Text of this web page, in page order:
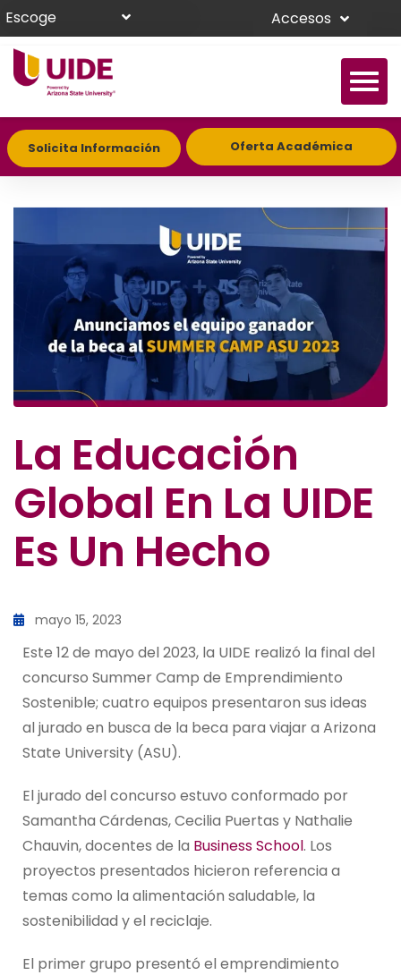
Escoge Accesos
Solicita Información Oferta Académica
La Educación
Global En La UIDE
Es Un Hecho
mayo 15, 2023
Este 12 de mayo del 2023, la UIDE realizó la final del
concurso Summer Camp de Emprendimiento
Sostenible; cuatro equipos presentaron sus ideas
al jurado en busca de la beca para viajar a Arizona
State University (ASU).
El jurado del concurso estuvo conformado por
Samantha Cárdenas, Cecilia Puertas y Nathalie
Chauvin, docentes de la Business School. Los
proyectos presentados hicieron referencia a
temas como la alimentación saludable, la
sostenibilidad y el reciclaje.
El primer grupo presentó el emprendimiento